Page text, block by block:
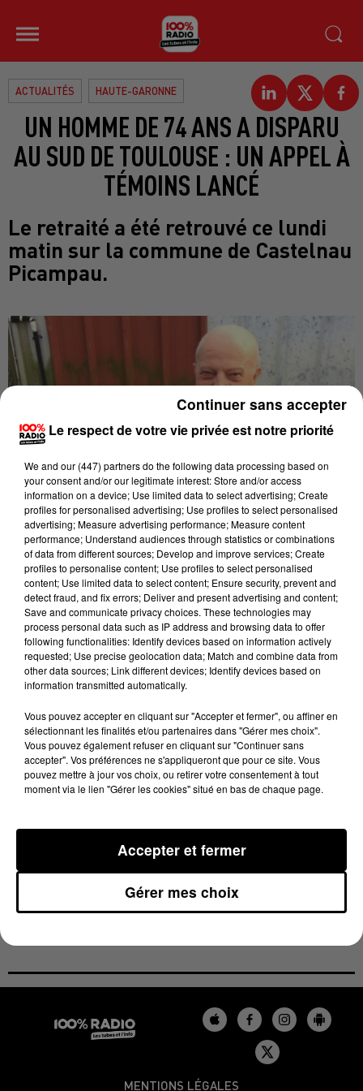
ACTUALITÉS HAUTE-GARONNE
UN HOMME DE 74 ANS A DISPARU
AU SUD DE TOULOUSE : UN APPEL À
TÉMOINS LANCÉ
Le retraité a été retrouvé ce lundi
matin sur la commune de Castelnau
Picampau.
Publié : 20 mars 2022 à 23h15 par Brice Vidal
Les gendarmes lancent un appel à témoins après la
disparition d'un retraité au sud de Toulouse. Il a
finalement été retrouvé ce lundi matin sur la
commune de Castelnau Picampau.
depuis 13 heures ce dimanche. Malade d'Alzheimer,
sourd et affecté de difficulté d'élocution, "il est vêtu
d'un jogging beige clair, chaussures noires, veste
beige et une chemise de chasse" précisent les
dimanche vers 13 heures, route de Rieumes à
Labastide-Clermont, parti avec ses deux chiens fox
terriers. Le disparu habitait auparavant dans la
commune de Ĺescuns.
MENTIONS LÉGALES
Le respect de votre vie privée est notre priorité
We and our (447) partnersdo the following data processing based on
your consent and/or our legitimate interest: Store and/or access
information on a device; Use limited data to select advertising; Create
profiles for personalised advertising; Use profiles to select personalised
advertising; Measure advertising performance; Measure content
performance; Understand audiences through statistics or combinations
of data from different sources; Develop and improve services; Create
profiles to personalise content; Use profiles to select personalised
content; Use limited data to select content; Ensure security, prevent and
detect fraud, and fix errors; Deliver and present advertising and content;
Save and communicate privacy choices. These technologies may
process personal data such as IP address and browsing data to offer
following functionalities: Identify devices based on information actively
requested; Use precise geolocation data; Match and combine data from
other data sources; Link different devices; Identify devices based on
information transmitted automatically.
Vous pouvez accepter en cliquant sur "Accepter et fermer", ou affiner en
sélectionnant les finalités et/ou partenaires dans "Gérer mes choix".
Vous pouvez également refuser en cliquant sur "Continuer sans
accepter". Vos préférences ne s'appliqueront que pour ce site. Vous
pouvez mettre à jour vos choix, ou retirer votre consentement à tout
moment via le lien "Gérer les cookies" situé en bas de chaque page.
Gérer mes choix
Accepter et fermer
Continuer sans accepter